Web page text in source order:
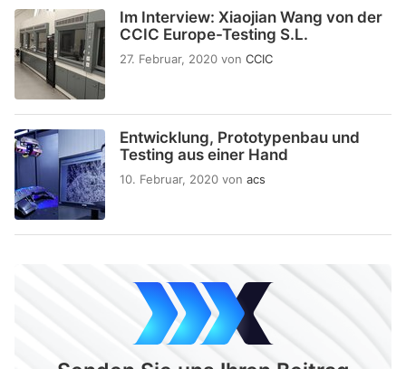
Im Interview: Xiaojian Wang von der
CCIC Europe-Testing S.L.
27. Februar, 2020 von CCIC
Entwicklung, Prototypenbau und
Testing aus einer Hand
10. Februar, 2020 von acs